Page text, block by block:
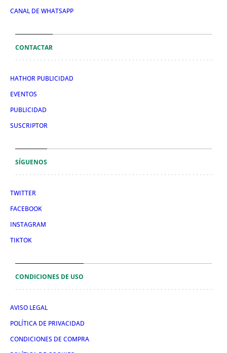
CANAL DE WHATSAPP
CONTACTAR
HATHOR PUBLICIDAD
EVENTOS
PUBLICIDAD
SUSCRIPTOR
SÍGUENOS
TWITTER
FACEBOOK
INSTAGRAM
TIKTOK
CONDICIONES DE USO
AVISO LEGAL
POLÍTICA DE PRIVACIDAD
CONDICIONES DE COMPRA